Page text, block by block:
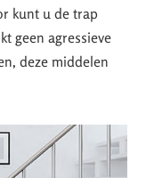
kunt u de trap
geen agressieve
deze middelen